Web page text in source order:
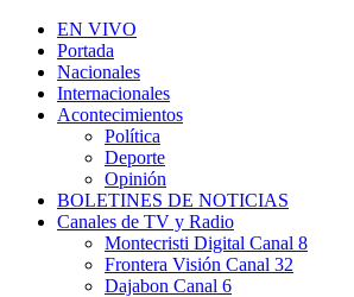
EN VIVO
Portada
Nacionales
Internacionales
Acontecimientos
Política
Deporte
Opinión
BOLETINES DE NOTICIAS
Canales de TV y Radio
Montecristi Digital Canal 8
Frontera Visión Canal 32
Dajabon Canal 6